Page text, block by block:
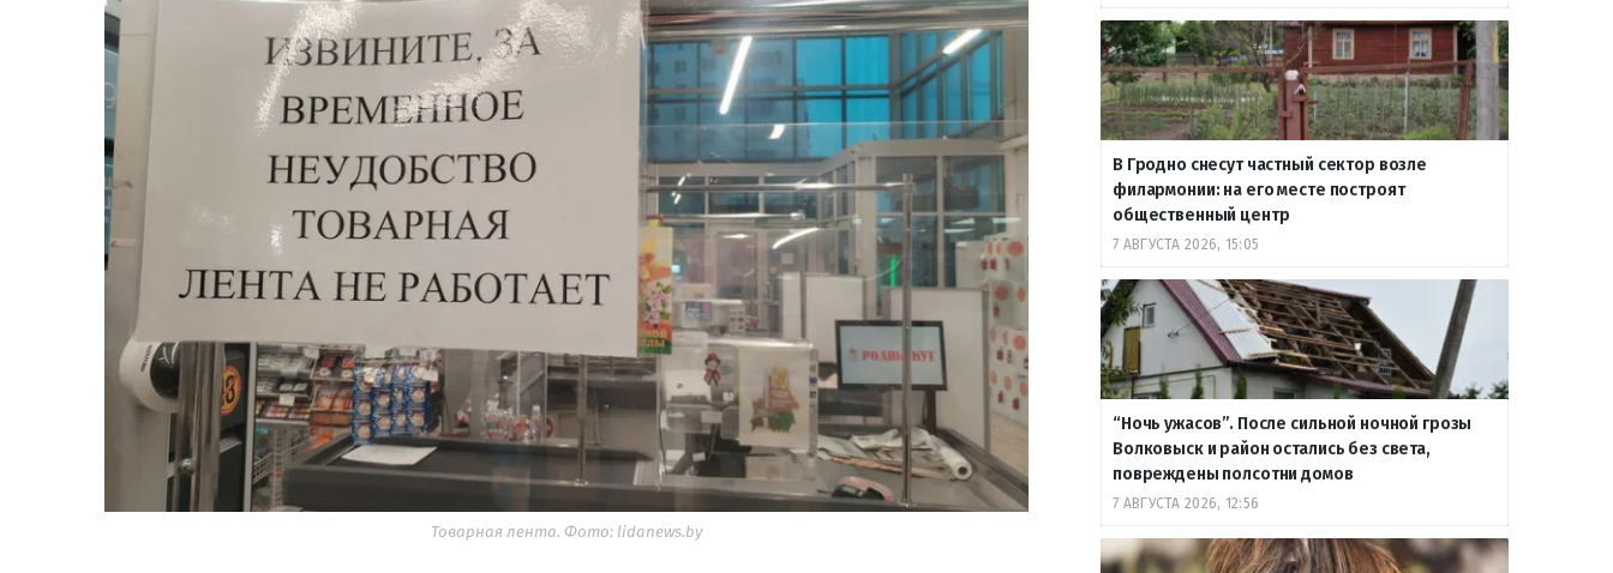
Товарная лента. Фото: lidanews.by
В Гродно снесут частный сектор возле
филармонии: на его месте построят
общественный центр
7 АВГУСТА 2026, 15:05
“Ночь ужасов”. После сильной ночной грозы
Волковыск и район остались без света,
повреждены полсотни домов
7 АВГУСТА 2026, 12:56